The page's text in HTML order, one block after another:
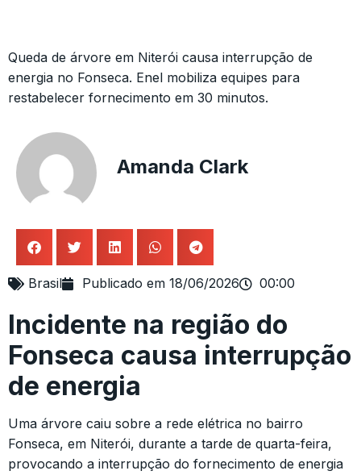
Queda de árvore em Niterói causa interrupção de
energia no Fonseca. Enel mobiliza equipes para
restabelecer fornecimento em 30 minutos.
Amanda Clark
Brasil Publicado em 18/06/2026 00:00
Incidente na região do
Fonseca causa interrupção
de energia
Uma árvore caiu sobre a rede elétrica no bairro
Fonseca, em Niterói, durante a tarde de quarta-feira,
provocando a interrupção do fornecimento de energia